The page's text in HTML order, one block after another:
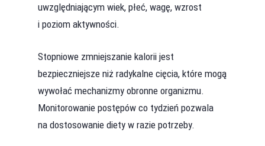
uwzględniającym wiek, płeć, wagę, wzrost
i poziom aktywności.
Stopniowe zmniejszanie kalorii jest
bezpieczniejsze niż radykalne cięcia, które mogą
wywołać mechanizmy obronne organizmu.
Monitorowanie postępów co tydzień pozwala
na dostosowanie diety w razie potrzeby.